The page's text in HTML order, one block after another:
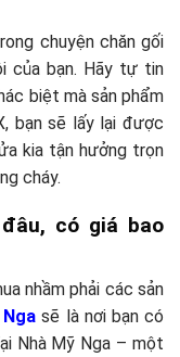
chuyện chăn gối
của bạn. Hãy tự tin
biệt mà sản phẩm
bạn sẽ lấy lại được
kia tận hưởng trọn
cháy.
có giá bao
nhầm phải các sản
sẽ là nơi bạn có
Nhà Mỹ Nga – một